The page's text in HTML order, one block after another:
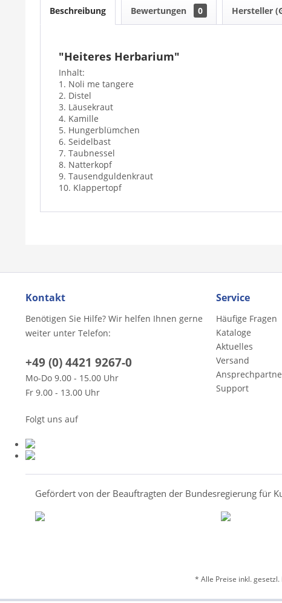
Beschreibung Bewertungen 0 Hersteller
"Heiteres Herbarium"
Inhalt:
1. Noli me tangere
2. Distel
3. Läusekraut
4. Kamille
5. Hungerblümchen
6. Seidelbast
7. Taubnessel
8. Natterkopf
9. Tausendguldenkraut
10. Klappertopf
Kontakt
Benötigen Sie Hilfe? Wir helfen Ihnen gerne
weiter unter Telefon:
+49 (0) 4421 9267-0
Mo-Do 9.00 - 15.00 Uhr
Fr 9.00 - 13.00 Uhr
Folgt uns auf
Service
Häufige Fragen
Kataloge
Aktuelles
Versand
Support
Gefördert von der Beauftragten der Bundesregierung für
* Alle Preise inkl.